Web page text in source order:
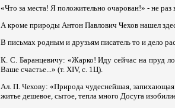
«Что за места! Я положительно очарован!» - не раз
А кроме природы Антон Павлович Чехов нашел
В письмах родным и друзьям писатель то и дело
К. С. Баранцевичу: «Жарко! Иду сейчас на пруд
Ваше счастье...» (т. XIV, с. 1Ц).
Ал. П. Чехову: «Природа чудеснейшая, запихающая
житье дешевое, сытое, тепла много Досуга